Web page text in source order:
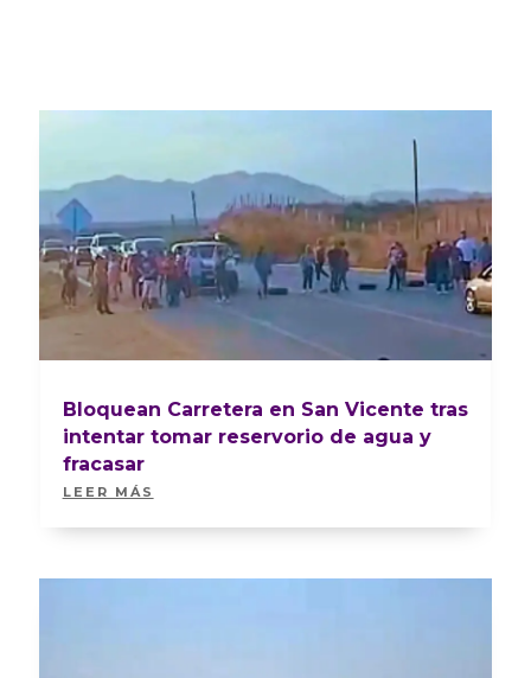
Bloquean Carretera en San Vicente tras
intentar tomar reservorio de agua y
fracasar
LEER MÁS